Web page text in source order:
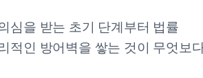
심을 받는 초기 단계부터 법률
적인 방어벽을 쌓는 것이 무엇보